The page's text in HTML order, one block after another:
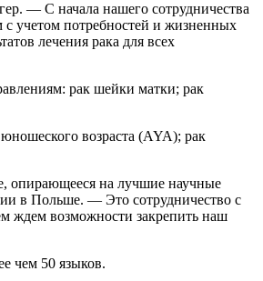
— С начала нашего сотрудничества
учетом потребностей и жизненных
лечения рака для всех
рак шейки матки; рак
возраста (AYA); рак
опирающееся на лучшие научные
в Польше. — Это сотрудничество с
ждем возможности закрепить наш
чем 50 языков.